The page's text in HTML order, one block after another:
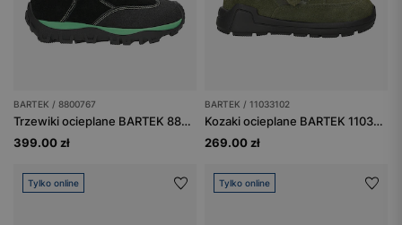
BARTEK / 8800767
Trzewiki ocieplane BARTEK 88007-67, czarny + zielony
399.00 zł
BARTEK / 11033102
Kozaki ocieplane BARTEK 11033102, zielony
269.00 zł
Tylko online Tylko online